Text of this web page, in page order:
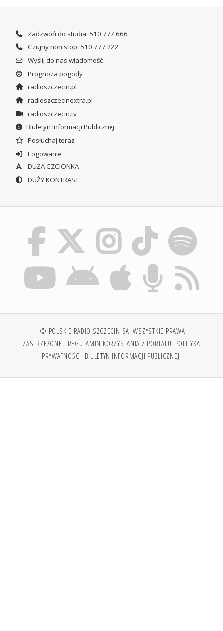
Zadzwoń do studia: 510 777 666
Czujny non stop: 510 777 222
Wyślij do nas wiadomość
Prognoza pogody
radioszczecin.pl
radioszczecinextra.pl
radioszczecin.tv
Biuletyn Informacji Publicznej
Posłuchaj teraz
Logowanie
DUŻA CZCIONKA
DUŻY KONTRAST
© POLSKIE RADIO SZCZECIN SA. WSZYSTKIE PRAWA
ZASTRZEŻONE. REGULAMIN KORZYSTANIA Z PORTALU POLITYKA
PRYWATNOŚCI BIULETYN INFORMACJI PUBLICZNEJ